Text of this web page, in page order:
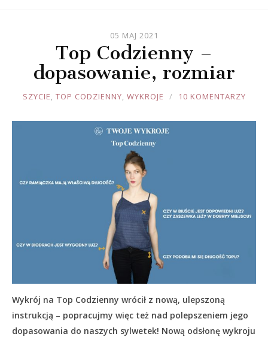
05 MAJ 2021
Top Codzienny –
dopasowanie, rozmiar
JOULE
SZYCIE, TOP CODZIENNY, WYKROJE 10 KOMENTARZY
Wykrój na Top Codzienny wrócił z nową, ulepszoną
instrukcją – popracujmy więc też nad polepszeniem jego
dopasowania do naszych sylwetek! Nową odsłonę wykroju